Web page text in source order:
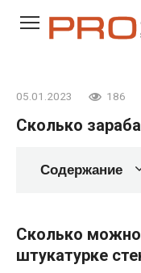
05.01.2023 186
Сколько
Содержание
Сколько можно
штукатурке